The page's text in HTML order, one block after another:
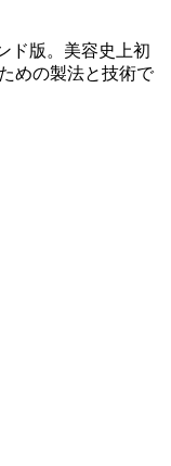
ド版。美容史上初
めの製法と技術で